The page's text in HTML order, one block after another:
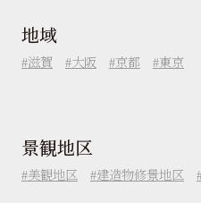
地域
滋賀 大阪 京都 東京
景観地区
美観地区 建造物修景地区